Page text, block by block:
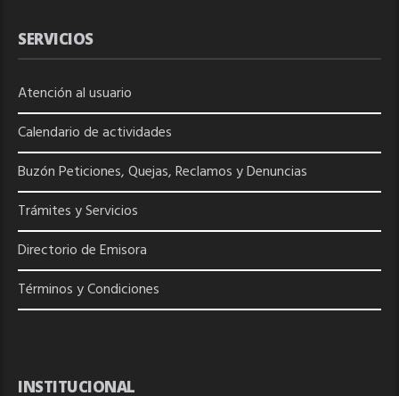
SERVICIOS
Atención al usuario
Calendario de actividades
Buzón Peticiones, Quejas, Reclamos y Denuncias
Trámites y Servicios
Directorio deEmisora
Términos y Condiciones
INSTITUCIONAL